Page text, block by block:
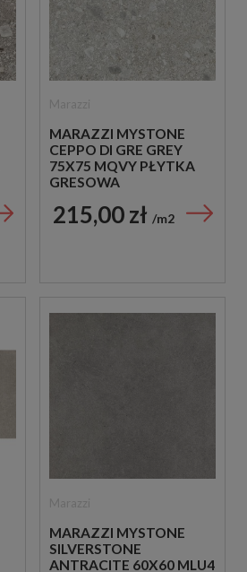
MARAZZI MYSTONE
CEPPO DI GRE GREY
75X75 MQVY PŁYTKA
GRESOWA
215,00 zł m2
MARAZZI MYSTONE
SILVERSTONE
ANTRACITE 60X60 MLU4